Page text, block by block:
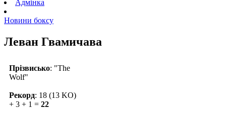
Адмінка
Новини боксу
Леван Гвамичава
Прізвисько: "The
Wolf"
Рекорд: 18 (13 KO)
+ 3 + 1 = 22